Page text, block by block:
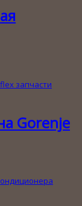
Gorenje